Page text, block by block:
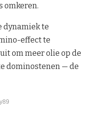
omkeren.
dynamiek te
effect te
om meer olie op de
dominostenen — de